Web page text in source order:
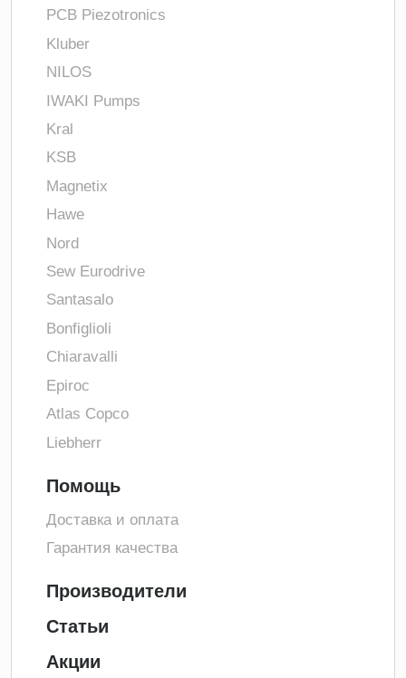
PCB Piezotronics
Kluber
NILOS
IWAKI Pumps
Kral
KSB
Magnetix
Hawe
Nord
Sew Eurodrive
Santasalo
Bonfiglioli
Chiaravalli
Epiroc
Atlas Copco
Liebherr
Помощь
Доставка и оплата
Гарантия качества
Производители
Статьи
Акции